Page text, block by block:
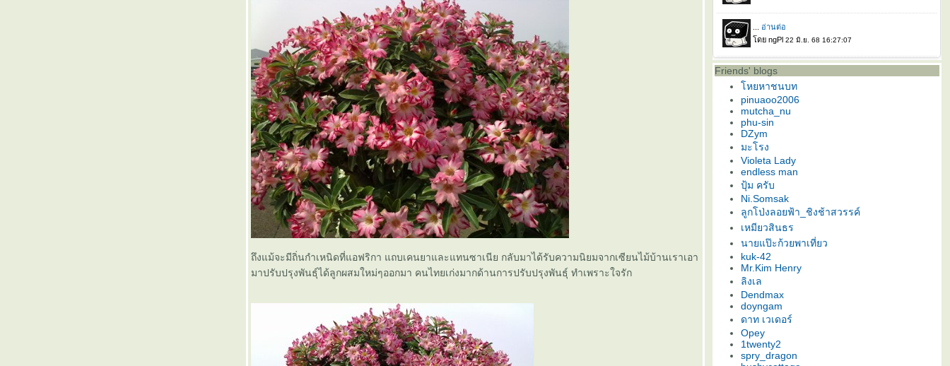
ถึงแม้จะมีถิ่นกำเหนิดที่แอฟริกา แถบเคนยาและแทนซาเนีย กลับมาได้รับความนิยมจากเซียนไม้บ้านเราเอา
มาปรับปรุงพันธุ์ได้ลูกผสมใหม่ๆออกมา คนไทยเก่งมากด้านการปรับปรุงพันธุ์ ทำเพราะใจรัก
Friends' blogs
หยหาชนบท
pinuaoo2006
mutcha_nu
phu-sin
DZym
มะโรง
Violeta Lady
endless man
ปุ้ม ครับ
Ni.Somsak
ลูกโป่งลอยฟ้า_ชิงช้าสวรรค์
เหมียวสินธร
นายแป๊ะก้วยพาเที่ยว
kuk-42
Mr.Kim Henry
ลิงเล
Dendmax
doyngam
ดาท เวเดอร์
Opey
1twenty2
spry_dragon